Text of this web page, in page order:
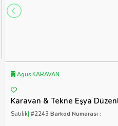
Agus KARAVAN
Karavan & Tekne Eşya
Satılık| #2243 Barkod Numarası :